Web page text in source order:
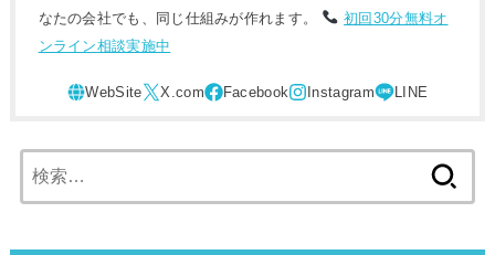
なたの会社でも、同じ仕組みが作れます。
初回30分無料オ
ンライン相談実施中
索: